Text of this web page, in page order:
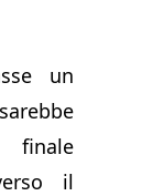
un
il